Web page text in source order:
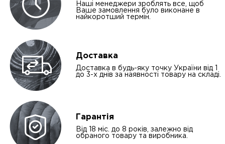
Наші менеджери зроблять все, щоб
Ваше замовлення було виконане в
найкоротший термін.
Доставка
Доставка в будь-яку точку України від 1
до 3-х днів за наявності товару на складі.
Гарантія
Від 18 міс. до 8 років, залежно від
обраного товару та виробника.